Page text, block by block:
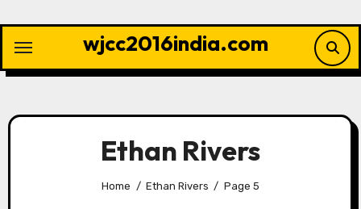
content
wjcc2016india.com
Ethan Rivers
Home Ethan Rivers Page 5